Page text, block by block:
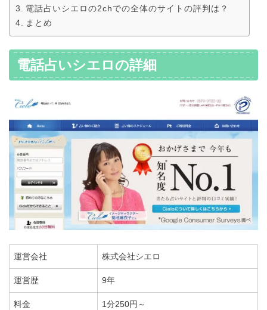
電話占いシエロの2chでの全体のサイトの評判は？
まとめ
電話占いシエロの詳細
運営会社 株式会社シエロ
運営歴 9年
料金 1分250円～